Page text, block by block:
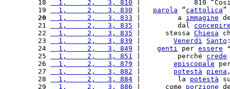
18
  1,     2,   3, 810
|             810
19
  1,     2,   3, 830
parola “cattolica
20
  1,     2,   3, 833
|         a immagine
21
  1,     2,   3, 835
|         dal
22
  1,     2,   3, 835
|      stessa Chiesa
23
  1,     2,   3, 839
Venerdì Santo
24
  1,     2,   3, 849
genti per essere
25
  1,     2,   3, 851
|         perché crede
26
  1,     2,   3, 879
episcopale
27
  1,     2,   3, 882
potestà piena
28
  1,     2,   3, 884
|         la potestà
29
  1,     2,   3, 886
|      come porzione